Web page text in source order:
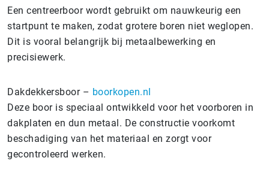
Een centreerboor wordt gebruikt om nauwkeurig een
startpunt te maken, zodat grotere boren niet weglopen.
Dit is vooral belangrijk bij metaalbewerking en
precisiewerk.
Dakdekkersboor – boorkopen.nl
Deze boor is speciaal ontwikkeld voor het voorboren in
dakplaten en dun metaal. De constructie voorkomt
beschadiging van het materiaal en zorgt voor
gecontroleerd werken.